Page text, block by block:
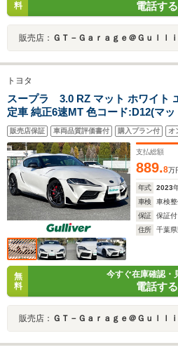
料
電話する
販売店： ＧＴ－Ｇａｒａｇｅ＠Ｇｕｌｌ
トヨタ
スープラ 3.0 RZ マット ホワイト
定車 純正6速MT 色コード:D12(マ
トメタリック) フルオリジナル車両
正19インチAW 純正HDDナビ/フル
保証書 取扱説明書 スペアキー
販売店保証 車両品質評価書付 購入プラン付 オ
支払総額
889.8万
年式 2023
車検
車検
保証
保証付
住所
千葉
無
料
今すぐ在庫確認・
電話する
販売店： ＧＴ－Ｇａｒａｇｅ＠Ｇｕｌｌ